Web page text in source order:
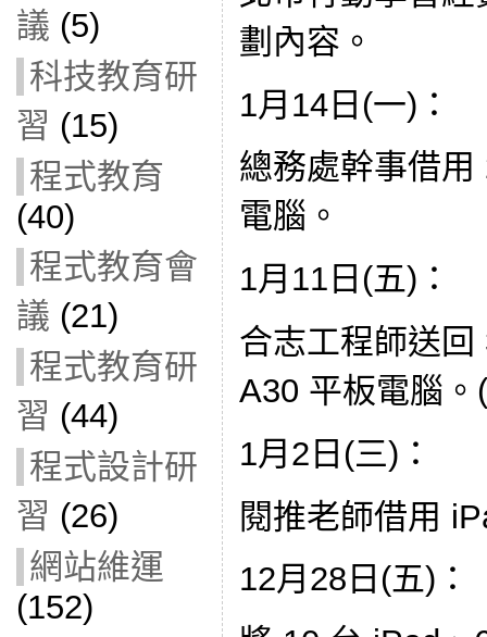
議 (5)
科技教育研
習 (15)
程式教育
(40)
程式教育會
議 (21)
程式教育研
習 (44)
程式設計研
習 (26)
網站維運
(152)
劃內容。
1月14日(一)：
總務處幹事借
電腦。
1月11日(五)：
合志工程師送
A30 平板電腦
1月2日(三)：
閱推老師借用
12月28日(五)：